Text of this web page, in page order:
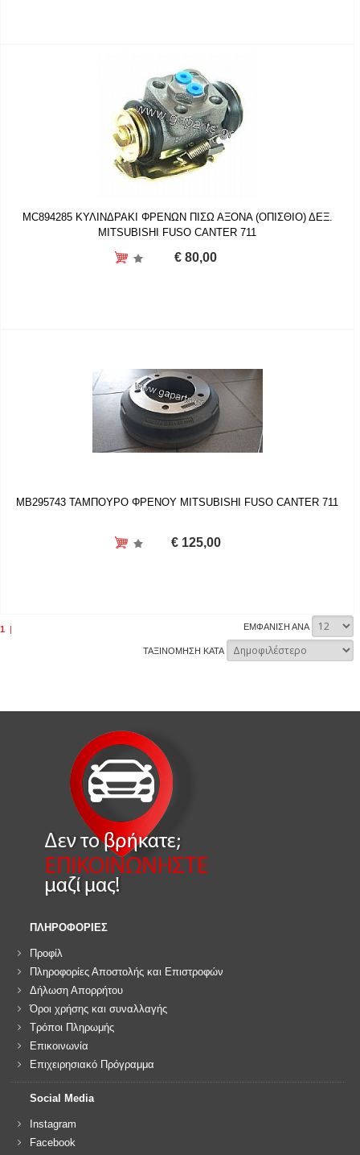
MC894285 ΚΥΛΙΝΔΡΑΚΙ ΦΡΕΝΩΝ ΠΙΣΩ ΑΞΟΝΑ (ΟΠΙΣΘΙΟ) ΔΕΞ.
MITSUBISHI FUSO CANTER 711
€ 80,00
MB295743 ΤΑΜΠΟΥΡΟ ΦΡΕΝΟΥ MITSUBISHI FUSO CANTER 711
€ 125,00
1 | ΕΜΦΑΝΙΣΗ ΑΝΑ
ΤΑΞΙΝΟΜΗΣΗ ΚΑΤΑ
ΠΛΗΡΟΦΟΡΙΕΣ
Προφίλ
Πληροφορίες Αποστολής και Επιστροφών
Δήλωση Απορρήτου
Όροι χρήσης και συναλλαγής
Τρόποι Πληρωμής
Επικοινωνία
Επιχειρησιακό Πρόγραμμα
Social Media
Instagram
Facebook